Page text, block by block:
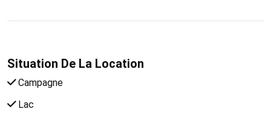
Situation De La Location
Campagne
Lac